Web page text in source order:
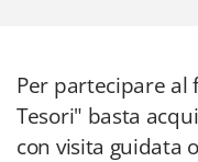
Per partecipare al
Tesori" basta
con visita guidata